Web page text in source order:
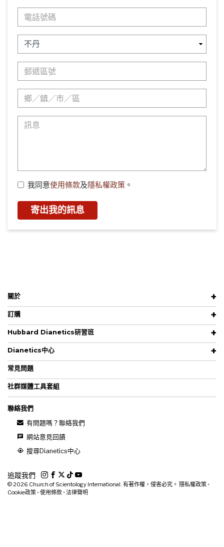
我同意使用條款及隱私權政策 。
寄出我的訊息
關於
訂購
Hubbard Dianetics研習班
Dianetics中心
常見問題
社群媒體工具套組
聯絡我們
有問題嗎？聯絡我們
網站意見回饋
搜尋Dianetics中心
追蹤我們
© 2026 Church of Scientology International. 有著作權，侵害必究。 隱私權政策 •
Cookie政策 • 使用條款 • 法律聲明